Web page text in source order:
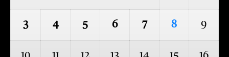
3 4 5 6 7 8 9